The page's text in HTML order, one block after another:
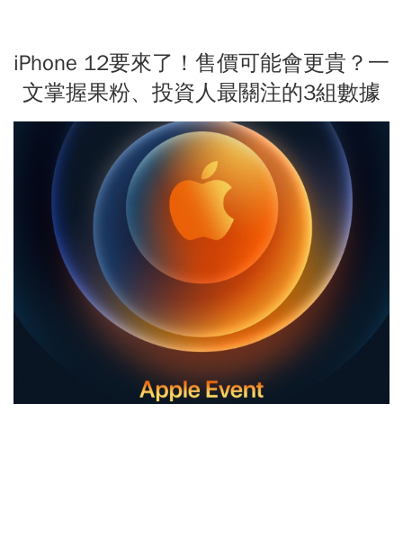
iPhone 12要來了！售價可能會更貴？一
文掌握果粉、投資人最關注的3組數據